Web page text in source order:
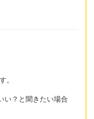
。
い？と聞きたい場合